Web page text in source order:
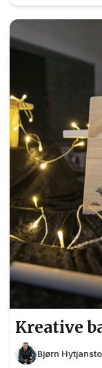
Kreative
Bjørn